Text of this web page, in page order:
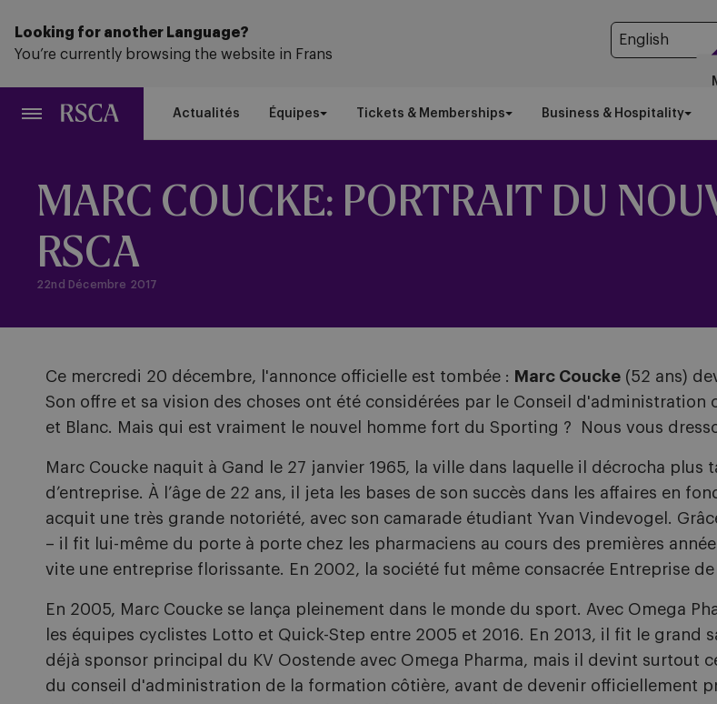
contenu
Looking for another Language?
You’re currently browsing the website in Frans
Actualités Équipes Tickets & Memberships Business & Hospitality
MARC COUCKE: PORTRAIT DU
RSCA
22nd Décembre 2017
Ce mercredi 20 décembre, l'annonce officielle est tombée : Marc Coucke (52 ans)
Son offre et sa vision des choses ont été considérées par le Conseil
et Blanc. Mais qui est vraiment le nouvel homme fort du Sporting ? Nous vous
Marc Coucke naquit à Gand le 27 janvier 1965, la ville dans laquelle il décrocha
d’entreprise. À l’âge de 22 ans, il jeta les bases de son succès dans les affaires en
acquit une très grande notoriété, avec son camarade étudiant Yvan Vindevogel.
– il fit lui-même du porte à porte chez les pharmaciens au cours des premières
vite une entreprise florissante. En 2002, la société fut même consacrée Entreprise de
En 2005, Marc Coucke se lança pleinement dans le monde du sport. Avec Omega
les équipes cyclistes Lotto et Quick-Step entre 2005 et 2016. En 2013, il fit le grand
déjà sponsor principal du KV Oostende avec Omega Pharma, mais il devint surtout
du conseil d'administration de la formation côtière, avant de devenir officiellement